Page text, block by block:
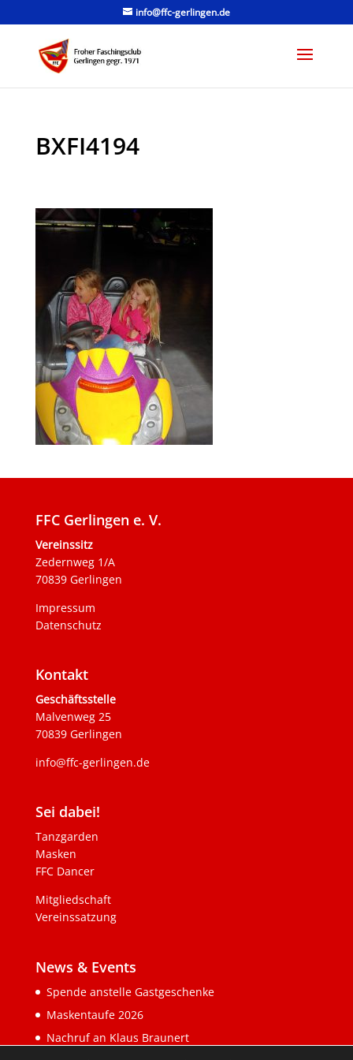
info@ffc-gerlingen.de
BXFI4194
FFC Gerlingen e. V.
Vereinssitz
Zedernweg 1/A
70839 Gerlingen
Impressum
Datenschutz
Kontakt
Geschäftsstelle
Malvenweg 25
70839 Gerlingen
info@ffc-gerlingen.de
Sei dabei!
Tanzgarden
Masken
FFC Dancer
Mitgliedschaft
Vereinssatzung
News & Events
Spende anstelle Gastgeschenke
Maskentaufe 2026
Nachruf an Klaus Braunert